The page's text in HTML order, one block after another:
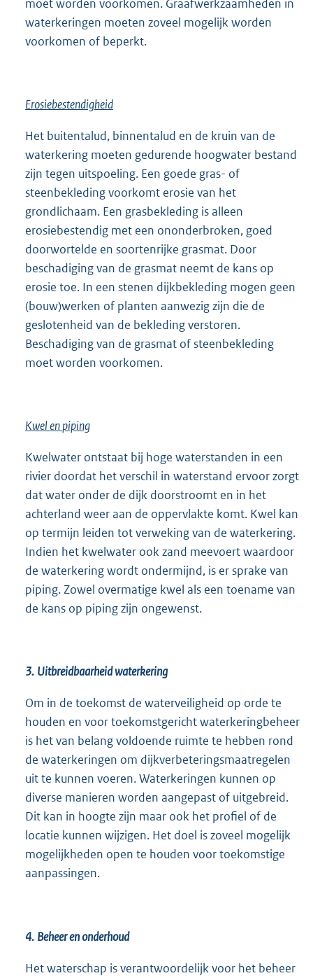
moet worden voorkomen. Graafwerkzaamheden in
waterkeringen moeten zoveel mogelijk worden
voorkomen of beperkt.
Erosiebestendigheid
Het buitentalud, binnentalud en de kruin van de
waterkering moeten gedurende hoogwater bestand
zijn tegen uitspoeling. Een goede gras- of
steenbekleding voorkomt erosie van het
grondlichaam. Een grasbekleding is alleen
erosiebestendig met een ononderbroken, goed
doorwortelde en soortenrijke grasmat. Door
beschadiging van de grasmat neemt de kans op
erosie toe. In een stenen dijkbekleding mogen geen
(bouw)werken of planten aanwezig zijn die de
geslotenheid van de bekleding verstoren.
Beschadiging van de grasmat of steenbekleding
moet worden voorkomen.
Kwel enpiping
Kwelwater ontstaat bij hoge waterstanden in een
rivier doordat het verschil in waterstand ervoor zorgt
dat water onder de dijk doorstroomt en in het
achterland weer aan de oppervlakte komt. Kwel kan
op termijn leiden tot verweking van de waterkering.
Indien het kwelwater ook zand meevoert waardoor
de waterkering wordt ondermijnd, is er sprake van
piping. Zowel overmatige kwel als een toename van
de kans op piping zijn ongewenst.
3. Uitbreidbaarheid waterkering
Om in de toekomst de waterveiligheid op orde te
houden en voor toekomstgericht waterkeringbeheer
is het van belang voldoende ruimte te hebben rond
de waterkeringen om dijkverbeteringsmaatregelen
uit te kunnen voeren. Waterkeringen kunnen op
diverse manieren worden aangepast of uitgebreid.
Dit kan in hoogte zijn maar ook het profiel of de
locatie kunnen wijzigen. Het doel is zoveel mogelijk
mogelijkheden open te houden voor toekomstige
aanpassingen.
4. Beheer en onderhoud
Het waterschap is verantwoordelijk voor het beheer